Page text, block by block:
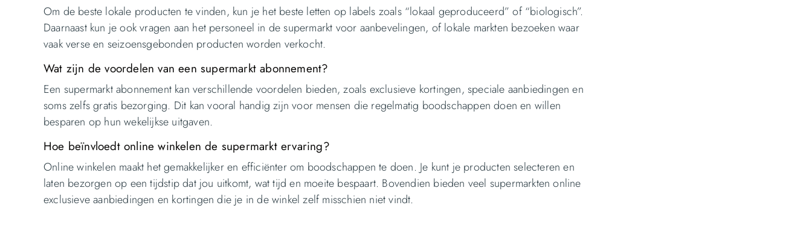
Om de beste lokale producten te vinden, kun je het beste letten op labels zoals “lokaal geproduceerd” of “biologisch”.
Daarnaast kun je ook vragen aan het personeel in de supermarkt voor aanbevelingen, of lokale markten bezoeken waar
vaak verse en seizoensgebonden producten worden verkocht.
Wat zijn de voordelen van een supermarkt abonnement?
Een supermarkt abonnement kan verschillende voordelen bieden, zoals exclusieve kortingen, speciale aanbiedingen en
soms zelfs gratis bezorging. Dit kan vooral handig zijn voor mensen die regelmatig boodschappen doen en willen
besparen op hun wekelijkse uitgaven.
Hoe beïnvloedt online winkelen de supermarkt ervaring?
Online winkelen maakt het gemakkelijker en efficiënter om boodschappen te doen. Je kunt je producten selecteren en
laten bezorgen op een tijdstip dat jou uitkomt, wat tijd en moeite bespaart. Bovendien bieden veel supermarkten online
exclusieve aanbiedingen en kortingen die je in de winkel zelf misschien niet vindt.